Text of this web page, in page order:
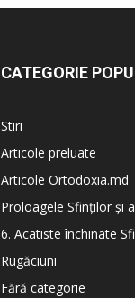
CATEGORIE
Stiri
Articole preluate
Articole Ortodoxia.md
Proloagele Sfinților și
6. Acatiste închinate
Rugăciuni
Fără categorie